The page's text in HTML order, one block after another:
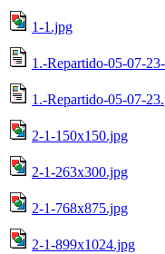
1-1.jpg
1.-Repartido-05-07-
1.-Repartido-05-07-
2-1-150x150.jpg
2-1-263x300.jpg
2-1-768x875.jpg
2-1-899x1024.jpg